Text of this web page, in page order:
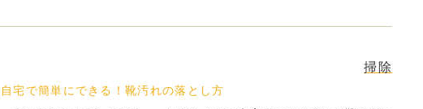
掃除
自宅で簡単にできる！靴汚れの落とし方